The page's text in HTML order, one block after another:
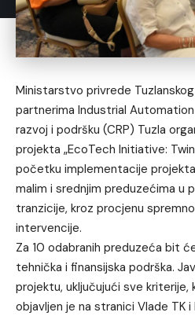
Ministarstvo privrede
partnerima Industrial
razvoj i podršku (CRP) Tuzla
projekta „EcoTech Initiative:
početku implementacije
malim i srednjim preduzećima u
tranzicije, kroz procjenu
intervencije.
Za 10 odabranih preduzeća bit
tehnička i finansijska podrška.
projektu, uključujući sve kriterije,
objavljen je na stranici Vlade TK